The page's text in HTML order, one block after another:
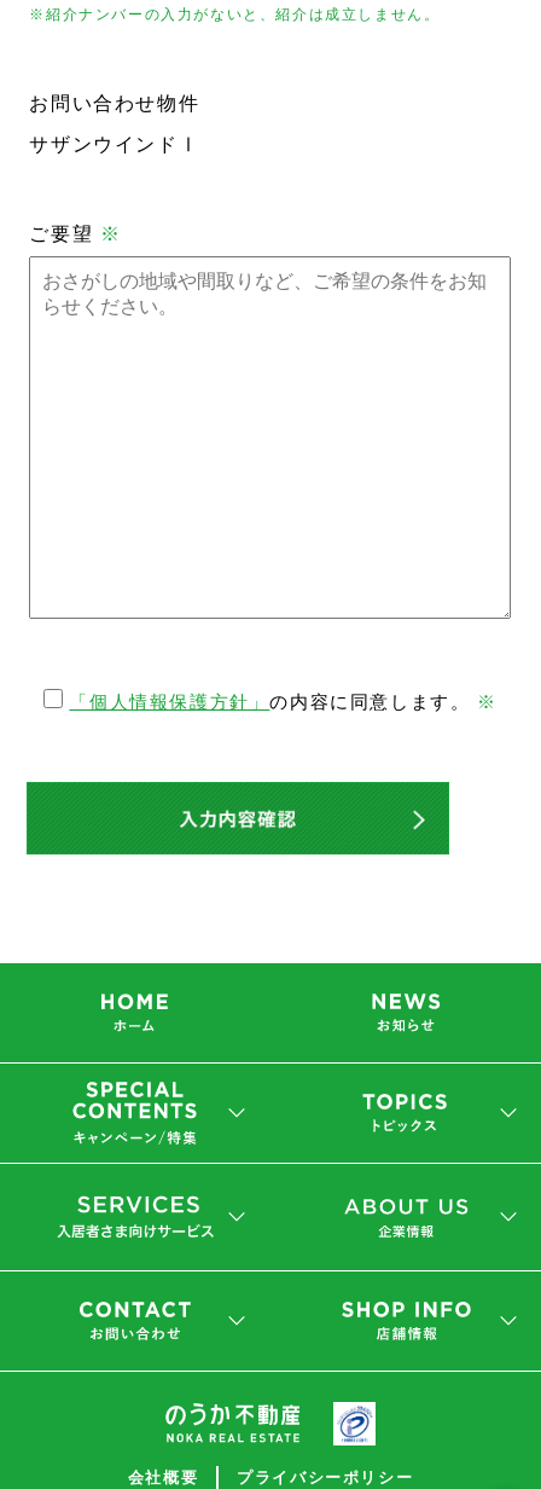
※紹介ナンバーの入力がないと、紹介は成立しません。
お問い合わせ物件
サザンウインドⅠ
ご要望 ※
「個人情報保護方針」の内容に同意します。 ※
会社概要 プライバシーポリシー